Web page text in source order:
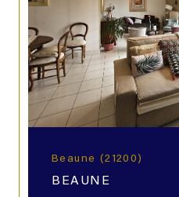
Beaune (21200)
BEAUNE